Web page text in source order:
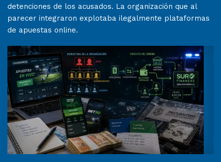
detenciones de los acusados. La organización que al
parecer integraron explotaba ilegalmente plataformas
de apuestas online.